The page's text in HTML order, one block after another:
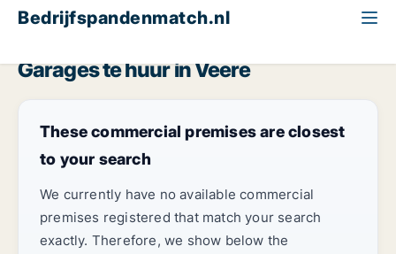
Bedrijfspandenmatch.nl
Garages te huur in Veere
These commercial premises are closest
to your search
We currently have no available commercial
premises registered that match your search
exactly. Therefore, we show below the